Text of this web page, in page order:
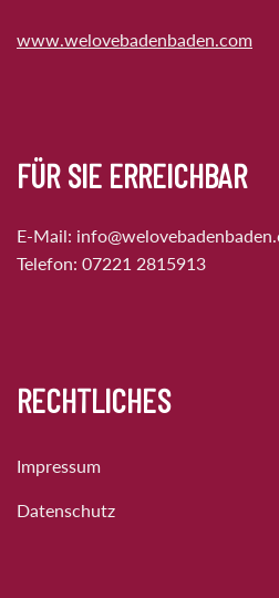
www.welovebadenbaden.com
FÜR SIE ERREICHBAR
E-Mail:
Telefon: 07221 2815913
RECHTLICHES
Impressum
Datenschutz